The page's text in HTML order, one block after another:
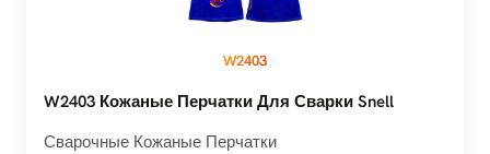
W2403
W2403 Кожаные Перчатки Для Сварки Snell
Сварочные Кожаные Перчатки